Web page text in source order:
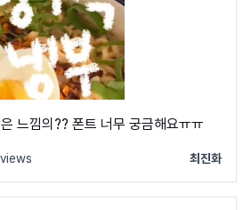
느낌의?? 폰트 너무 궁금해요ㅠㅠ
최진화